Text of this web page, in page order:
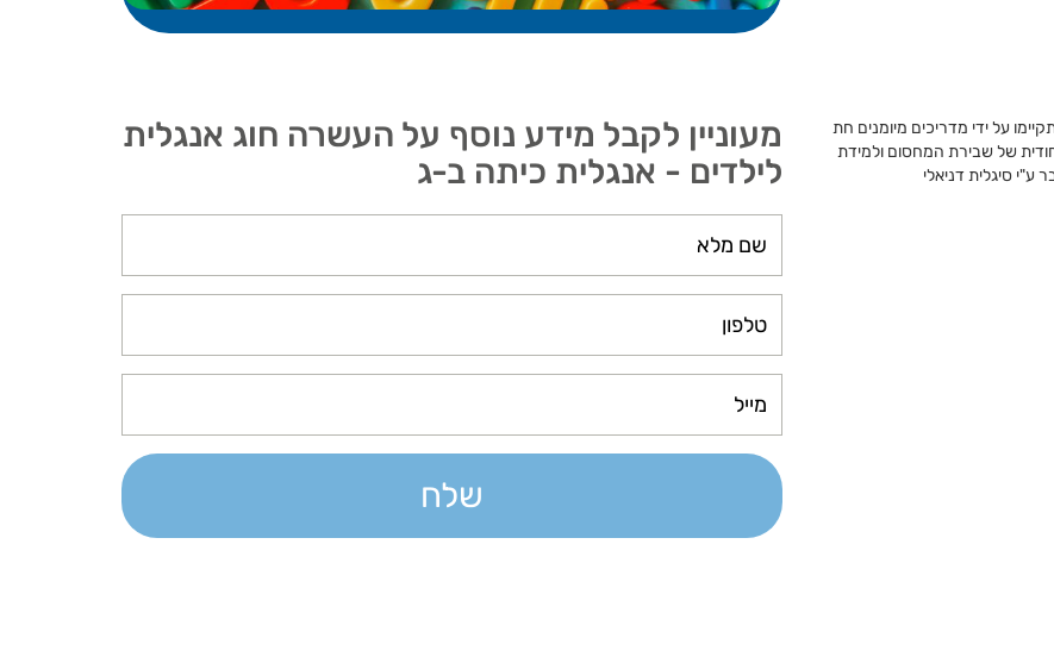
על ידי מדריכים מיומנים חת
של שבירת המחסום ולמידת
מעוניין לקבל מידע נוסף על העשרה חוג אנגלית
לילדים - אנגלית כיתה ב-ג
שלח